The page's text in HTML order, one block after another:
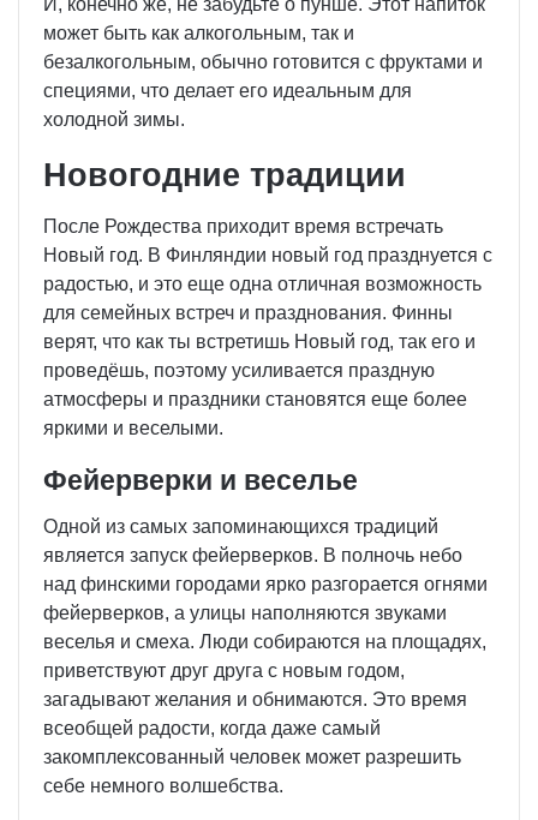
И, конечно же, не забудьте о пунше. Этот напиток
может быть как алкогольным, так и
безалкогольным, обычно готовится с фруктами и
специями, что делает его идеальным для
холодной зимы.
Новогодние традиции
После Рождества приходит время встречать
Новый год. В Финляндии новый год празднуется с
радостью, и это еще одна отличная возможность
для семейных встреч и празднования. Финны
верят, что как ты встретишь Новый год, так его и
проведёшь, поэтому усиливается праздную
атмосферы и праздники становятся еще более
яркими и веселыми.
Фейерверки и веселье
Одной из самых запоминающихся традиций
является запуск фейерверков. В полночь небо
над финскими городами ярко разгорается огнями
фейерверков, а улицы наполняются звуками
веселья и смеха. Люди собираются на площадях,
приветствуют друг друга с новым годом,
загадывают желания и обнимаются. Это время
всеобщей радости, когда даже самый
закомплексованный человек может разрешить
себе немного волшебства.